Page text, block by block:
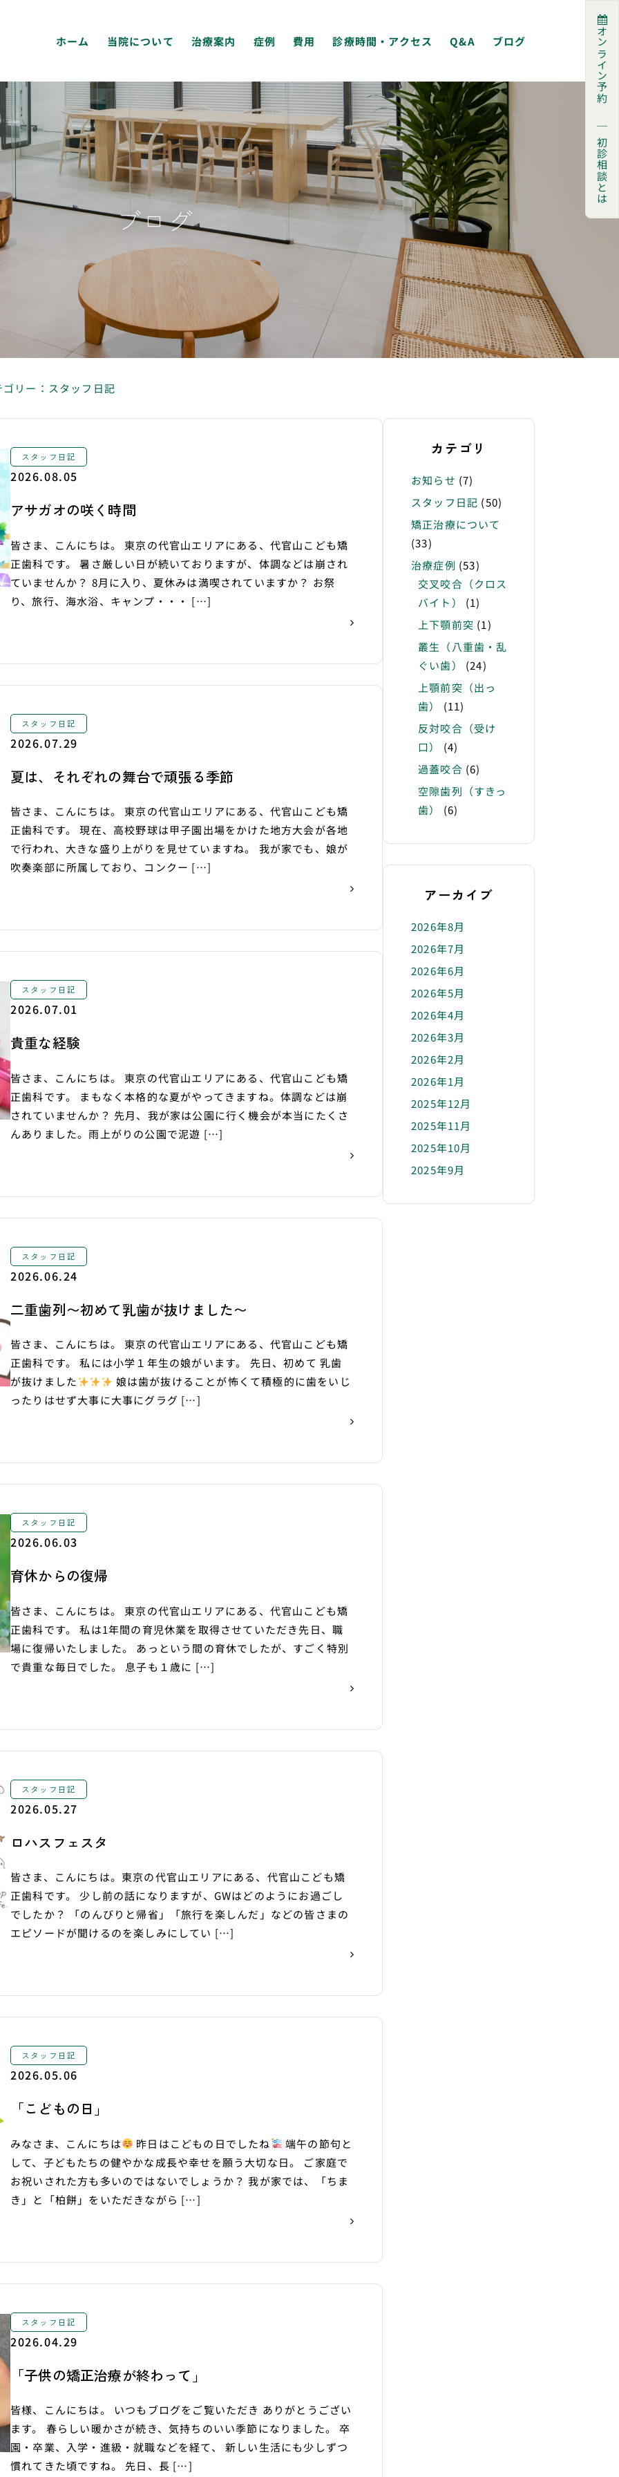
ホーム 当院について 治療案内 症例 費用 診療時間・アクセス Q&A ブログ オンライン予約
｜
初診相談とは
ブログ
ゴリー：スタッフ日記
スタッフ日記
2026.08.05
アサガオの咲く時間
皆さま、こんにちは。 東京の代官山エリアにある、代官山こども矯
正歯科です。 暑さ厳しい日が続いておりますが、体調などは崩され
ていませんか？ 8月に入り、夏休みは満喫されていますか？ お祭
り、旅行、海水浴、キャンプ・・・ […]
スタッフ日記
2026.07.29
夏は、それぞれの舞台で頑張る季節
皆さま、こんにちは。 東京の代官山エリアにある、代官山こども矯
正歯科です。 現在、高校野球は甲子園出場をかけた地方大会が各地
で行われ、大きな盛り上がりを見せていますね。 我が家でも、娘が
吹奏楽部に所属しており、コンクー […]
スタッフ日記
2026.07.01
貴重な経験
皆さま、こんにちは。 東京の代官山エリアにある、代官山こども矯
正歯科です。 まもなく本格的な夏がやってきますね。体調などは崩
されていませんか？ 先月、我が家は公園に行く機会が本当にたくさ
んありました。雨上がりの公園で泥遊 […]
スタッフ日記
2026.06.24
二重歯列〜初めて乳歯が抜けました〜
皆さま、こんにちは。 東京の代官山エリアにある、代官山こども矯
正歯科です。 私には小学１年生の娘がいます。 先日、初めて 乳歯
が抜けました
娘は歯が抜けることが怖くて積極的に歯をいじ
ったりはせず大事に大事にグラグ […]
スタッフ日記
2026.06.03
育休からの復帰
皆さま、こんにちは。 東京の代官山エリアにある、代官山こども矯
正歯科です。 私は1年間の育児休業を取得させていただき先日、職
場に復帰いたしました。 あっという間の育休でしたが、すごく特別
で貴重な毎日でした。 息子も１歳に […]
スタッフ日記
2026.05.27
ロハスフェスタ
皆さま、こんにちは。東京の代官山エリアにある、代官山こども矯
正歯科です。 少し前の話になりますが、GWはどのようにお過ごし
でしたか？ 「のんびりと帰省」「旅行を楽しんだ」などの皆さまの
エピソードが聞けるのを楽しみにしてい […]
スタッフ日記
2026.05.06
「こどもの日」
みなさま、こんにちは 昨日はこどもの日でしたね
端午の節句と
して、子どもたちの健やかな成長や幸せを願う大切な日。 ご家庭で
お祝いされた方も多いのではないでしょうか？ 我が家では、「ちま
き」と「柏餅」をいただきながら […]
スタッフ日記
2026.04.29
「子供の矯正治療が終わって」
皆様、こんにちは。 いつもブログをご覧いただき ありがとうござい
ます。 春らしい暖かさが続き、気持ちのいい季節になりました。 卒
園・卒業、入学・進級・就職などを経て、 新しい生活にも少しずつ
慣れてきた頃ですね。 先日、長 […]
カテゴリ
お知らせ (7)
スタッフ日記 (50)
矯正治療について
(33)
治療症例 (53)
交叉咬合（クロス
バイト）
(1)
上下顎前突 (1)
叢生（八重歯・乱
ぐい歯）
(24)
上顎前突（出っ
歯）
(11)
反対咬合（受け
口）
(4)
過蓋咬合 (6)
空隙歯列（すきっ
歯）
(6)
アーカイブ
2026年8月
2026年7月
2026年6月
2026年5月
2026年4月
2026年3月
2026年2月
2026年1月
2025年12月
2025年11月
2025年10月
2025年9月